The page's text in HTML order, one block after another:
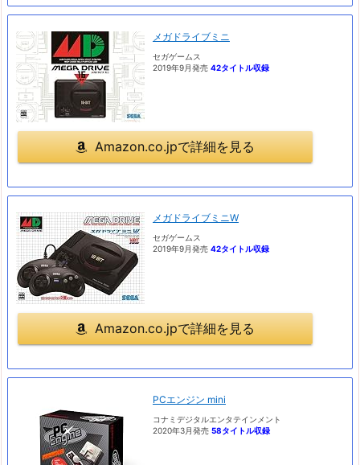
メガドライブミニ
セガゲームス
2019年9月発売 42タイトル収録
Amazon.co.jpで詳細を見る
メガドライブミニW
セガゲームス
2019年9月発売 42タイトル収録
Amazon.co.jpで詳細を見る
PCエンジン mini
コナミデジタルエンタテインメント
2020年3月発売 58タイトル収録